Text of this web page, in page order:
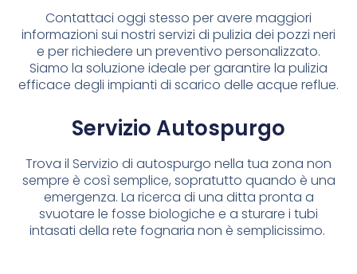
Contattaci oggi stesso per avere maggiori
informazioni sui nostri servizi di pulizia dei pozzi neri
e per richiedere un preventivo personalizzato.
Siamo la soluzione ideale per garantire la pulizia
efficace degli impianti di scarico delle acque reflue.
Servizio Autospurgo
Trova il Servizio di autospurgo nella tua zona non
sempre è così semplice, sopratutto quando è una
emergenza. La ricerca di una ditta pronta a
svuotare le fosse biologiche e a sturare i tubi
intasati della rete fognaria non è semplicissimo.